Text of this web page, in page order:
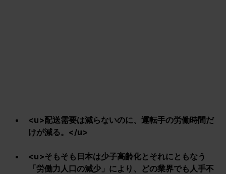
<u>配送需要は減らないのに、運転手の労働時間だ
けが減る。</u>
<u>そもそも日本は少子高齢化とそれにともなう
「労働力人口の減少」により、どの業界でも人手不